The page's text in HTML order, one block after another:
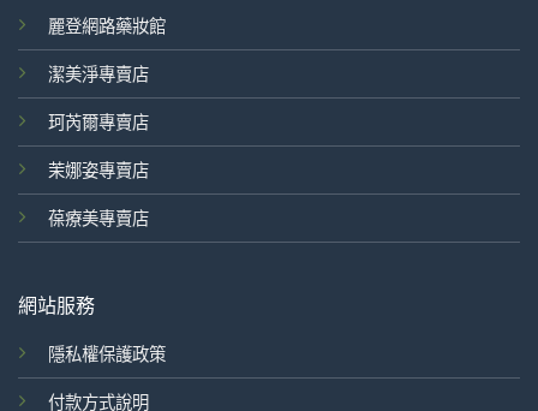
麗登網路藥妝館
潔美淨專賣店
珂芮爾專賣店
茉娜姿專賣店
葆療美專賣店
網站服務
隱私權保護政策
付款方式說明